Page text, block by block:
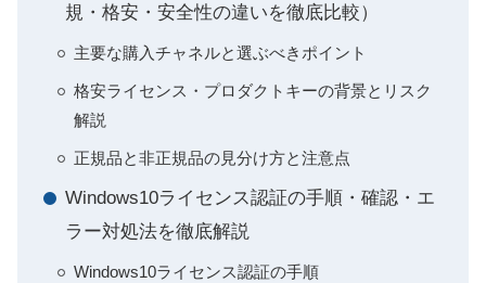
規・格安・安全性の違いを徹底比較）
主要な購入チャネルと選ぶべきポイント
格安ライセンス・プロダクトキーの背景とリスク
解説
正規品と非正規品の見分け方と注意点
Windows10ライセンス認証の手順・確認・エ
ラー対処法を徹底解説
Windows10ライセンス認証の手順